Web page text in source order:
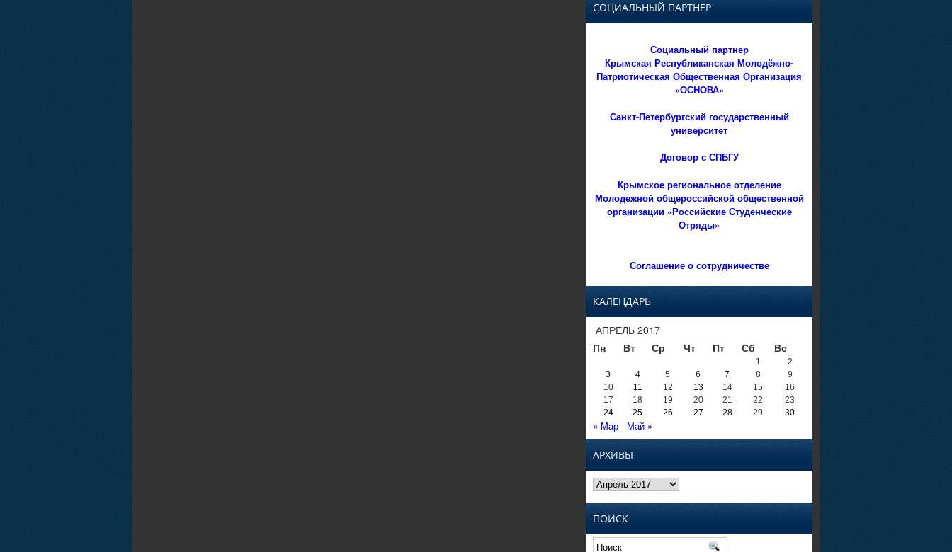
СОЦИАЛЬНЫЙ ПАРТНЕР
Социальный партнер
Крымская Республиканская Молодёжно-
Патриотическая Общественная Организация
«ОСНОВА»
Санкт-Петербургский государственный
университет
Договор с СПБГУ
Крымское региональное отделение
Молодежной общероссийской общественной
организации «Российские Студенческие
Отряды»
Соглашение о сотрудничестве
КАЛЕНДАРЬ
АПРЕЛЬ 2017
Пн
Вт Ср Чт Пт Сб Вс
1
2
3
4 5 6 7 8
9
10
11 12 13 14 15
16
17
18 19 20 21 22
23
24
25 26 27 28 29 30
« Мар Май »
АРХИВЫ
Архивы
ПОИСК